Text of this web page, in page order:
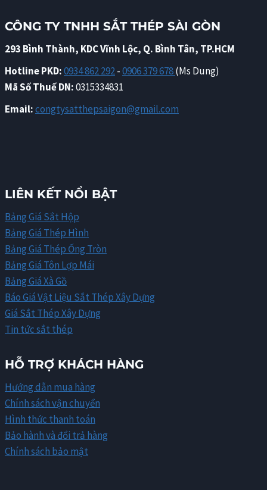
CÔNG TY TNHH SẮT THÉP SÀI GÒN
293 Bình Thành, KDC Vĩnh Lộc, Q. Bình Tân, TP.HCM
Hotline PKD:0934 862 292-0906 379 678(Ms Dung)
Mã Số Thuế DN:0315334831
Email:congtysatthepsaigon@gmail.com
LIÊN KẾT NỔI BẬT
Bảng Giá Sắt Hộp
Bảng Giá Thép Hình
Bảng Giá Thép Ống Tròn
Bảng Giá Tôn Lợp Mái
Bảng Giá Xà Gồ
Báo Giá Vật Liệu Sắt Thép Xây Dựng
Giá Sắt Thép Xây Dựng
Tin tức sắt thép
HỖ TRỢ KHÁCH HÀNG
Hướng dẫn mua hàng
Chính sách vận chuyển
Hình thức thanh toán
Bảo hành và đổi trả hàng
Chính sách bảo mật